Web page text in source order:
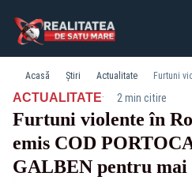
Acasă Știri Actualitate
ACTUALITATE· 2 min citire
Furtuni violente în
emis COD
GALBEN pentru mai